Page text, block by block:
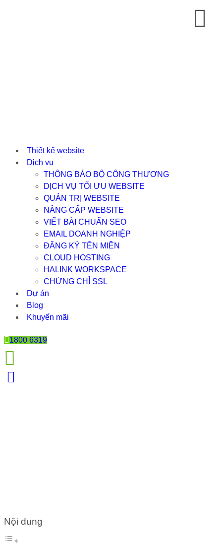
Thiết kế website
Dịch vụ
THÔNG BÁO BỘ CÔNG THƯƠNG
DỊCH VỤ TỐI ƯU WEBSITE
QUẢN TRỊ WEBSITE
NÂNG CẤP WEBSITE
VIẾT BÀI CHUẨN SEO
EMAIL DOANH NGHIỆP
ĐĂNG KÝ TÊN MIỀN
CLOUD HOSTING
HALINK WORKSPACE
CHỨNG CHỈ SSL
Dự án
Blog
Khuyến mãi
1800 6319
Nội dung